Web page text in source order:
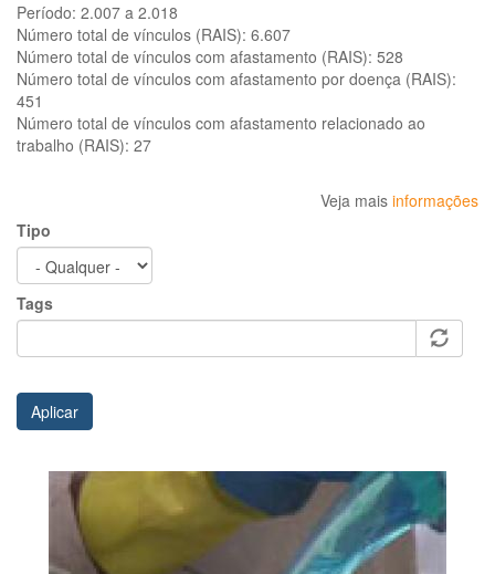
Período: 2.007 a 2.018
Número total de vínculos (RAIS): 6.607
Número total de vínculos com afastamento (RAIS): 528
Número total de vínculos com afastamento por doença (RAIS):
451
Número total de vínculos com afastamento relacionado ao
trabalho (RAIS): 27
Veja mais informações
Tipo
Tags
Aplicar